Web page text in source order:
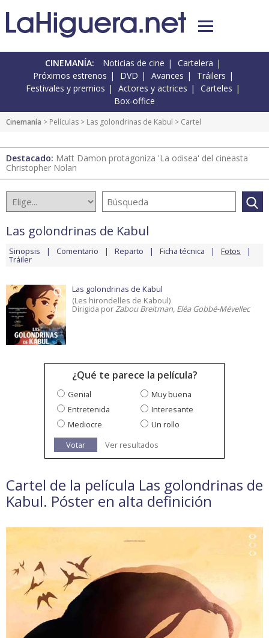
CINEMANÍA: Noticias de cine
Cartelera
Próximos estrenos
DVD Avances
Tráilers
Festivales y premios
Actores y actrices
Carteles
Box-office
Cinemanía > Películas > Las golondrinas de Kabul > Cartel
Destacado: Matt Damon protagoniza 'La odisea' del cineasta
Christopher Nolan
Las golondrinas de Kabul
Sinopsis Comentario Reparto Ficha técnica Fotos
Tráiler
Las golondrinas de Kabul
(Les hirondelles de Kaboul)
Dirigida porZabou Breitman, Eléa Gobbé-Mévellec
¿Qué te parece la película?
Genial
Muy buena
Entretenida
Interesante
Mediocre
Un rollo
Votar
Ver resultados
Cartel de la película Las golondrinas de
Kabul. Póster en alta definición